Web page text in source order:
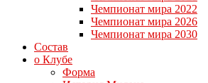
Чемпионат мира 2022
Чемпионат мира 2026
Чемпионат мира 2030
Состав
о Клубе
Форма